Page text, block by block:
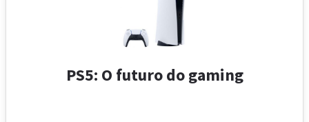
PS5: O futuro do gaming